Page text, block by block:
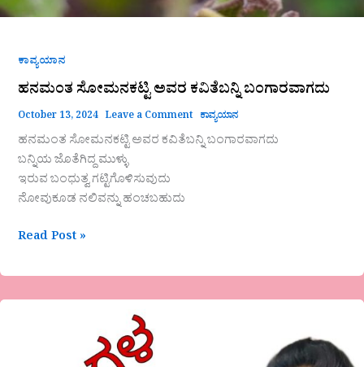
ಕಾವ್ಯಯಾನ
ಹನಮಂತ ಸೋಮನಕಟ್ಟಿ ಅವರ ಕವಿತೆಬನ್ನಿ ಬಂಗಾರವಾಗದು
October 13, 2024 Leave a Comment ಕಾವ್ಯಯಾನ
ಹನಮಂತ ಸೋಮನಕಟ್ಟಿ ಅವರ ಕವಿತೆಬನ್ನಿ ಬಂಗಾರವಾಗದು
ಬನ್ನಿಯ ಜೊತೆಗಿದ್ದ ಮುಳ್ಳು
ಇರುವ ಬಂಧುತ್ವ ಗಟ್ಟಿಗೊಳಿಸುವುದು
ನೋವುಕೂಡ ನಲಿವನ್ನು ಹಂಚಬಹುದು
Read Post »